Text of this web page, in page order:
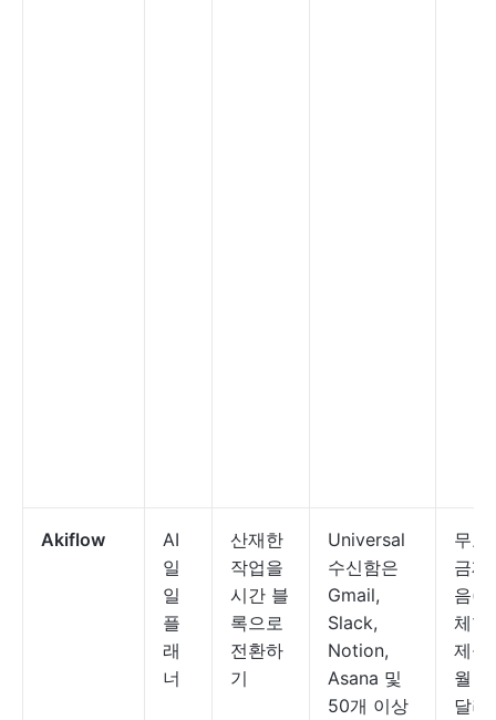
Akiflow
AI
일
일
플
래
너
산재한
작업을
시간 블
록으로
전환하
기
Universal
수신함은
Gmail,
Slack,
Notion,
Asana 및
50개 이상
무료
금제
음(7
체험
제공
월
달러